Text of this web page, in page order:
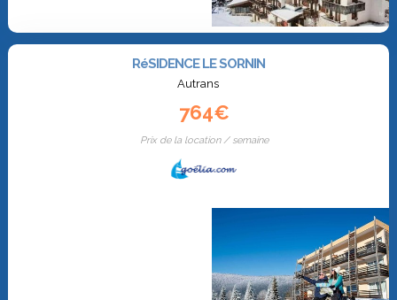
RéSIDENCE LE SORNIN
Autrans
764€
Prix de la location / semaine